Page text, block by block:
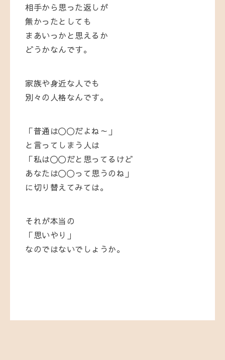
相手から思った返しが
無かったとしても
まあいっかと思えるか
どうかなんです。
家族や身近な人でも
別々の人格なんです。
「普通は〇〇だよね～」
と言ってしまう人は
「私は〇〇だと思ってるけど
あなたは〇〇って思うのね」
に切り替えてみては。
それが本当の
「思いやり」
なのではないでしょうか。